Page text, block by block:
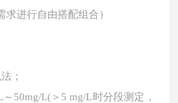
进行自由搭配组合）
；
50mg/L(＞5 mg/L时分段测定，